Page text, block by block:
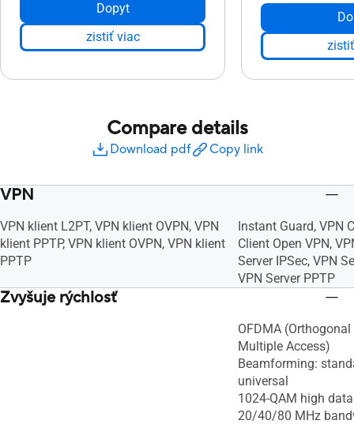
Dopyt
zistiť viac
Compare details
Download pdf Copy link
VPN
VPN klient L2PT, VPN klient OVPN, VPN
klient PPTP, VPN klient OVPN, VPN klient
PPTP
Instant Guard, VPN
Client Open VPN,
Server IPSec, VPN
VPN Server PPTP
Zvyšuje rýchlosť
OFDMA
Multiple Access)
Beamforming:
universal
1024-QAM high
20/40/80 MHz